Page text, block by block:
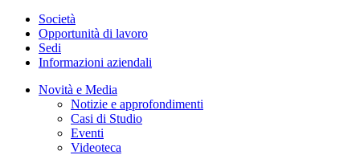
Società
Opportunità di lavoro
Sedi
Informazioni aziendali
Novità e Media
Notizie e approfondimenti
Casi di Studio
Eventi
Videoteca